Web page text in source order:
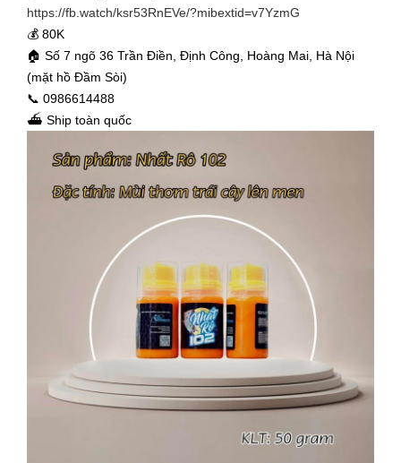
https://fb.watch/ksr53RnEVe/?mibextid=v7YzmG
💰 80K
🏠 Số 7 ngõ 36 Trần Điền, Định Công, Hoàng Mai, Hà Nội
(mặt hồ Đầm Sòi)
📞 0986614488
⛴ Ship toàn quốc